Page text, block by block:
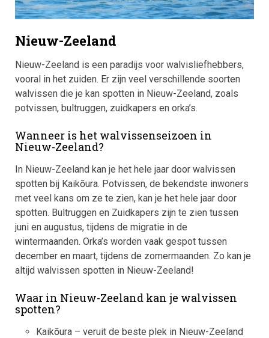
Nieuw-Zeeland
Nieuw-Zeeland is een paradijs voor walvisliefhebbers,
vooral in het zuiden. Er zijn veel verschillende soorten
walvissen die je kan spotten in Nieuw-Zeeland, zoals
potvissen, bultruggen, zuidkapers en orka’s.
Wanneer is het walvissenseizoen in
Nieuw-Zeeland?
In Nieuw-Zeeland kan je het hele jaar door walvissen
spotten bij Kaikōura. Potvissen, de bekendste inwoners
met veel kans om ze te zien, kan je het hele jaar door
spotten. Bultruggen en Zuidkapers zijn te zien tussen
juni en augustus, tijdens de migratie in de
wintermaanden. Orka’s worden vaak gespot tussen
december en maart, tijdens de zomermaanden. Zo kan je
altijd walvissen spotten in Nieuw-Zeeland!
Waar in Nieuw-Zeeland kan je walvissen
spotten?
Kaikōura – veruit de beste plek in Nieuw-Zeeland